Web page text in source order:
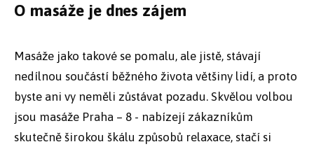
O masáže je dnes zájem
Masáže jako takové se pomalu, ale jistě, stávají
nedílnou součástí běžného života většiny lidí, a proto
byste ani vy neměli zůstávat pozadu. Skvělou volbou
jsou masáže Praha – 8 - nabízejí zákazníkům
skutečně širokou škálu způsobů relaxace, stačí si